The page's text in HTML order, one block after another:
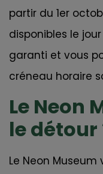
partir du 1er
disponibles le
garanti et vous
créneau horaire
Le Neon
le détour
Le Neon